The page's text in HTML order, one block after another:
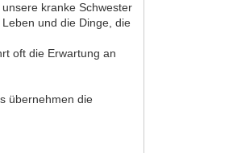
kranke Schwester
und die Dinge, die
oft die Erwartung an
übernehmen die